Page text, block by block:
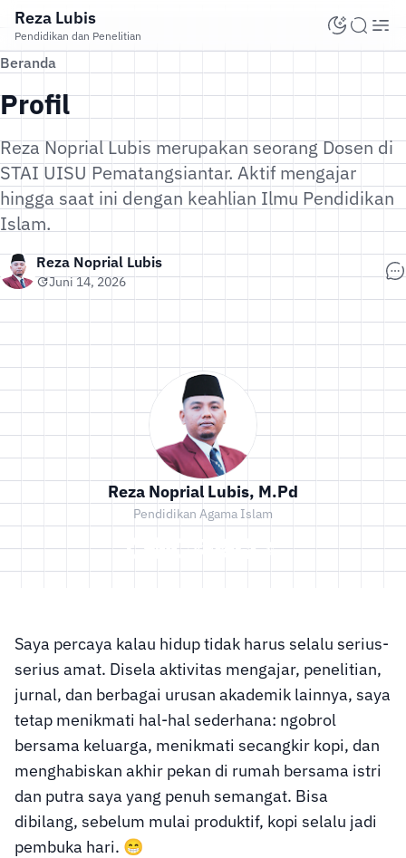
Reza Lubis
Pendidikan dan Penelitian
Beranda
Profil
Reza Noprial Lubis merupakan seorang Dosen di
STAI UISU Pematangsiantar. Aktif mengajar
hingga saat ini dengan keahlian Ilmu Pendidikan
Islam.
Reza Noprial Lubis
Juni 14, 2026
Reza Noprial Lubis, M.Pd
Pendidikan Agama Islam
Saya percaya kalau hidup tidak harus selalu serius-
serius amat. Disela aktivitas mengajar, penelitian,
jurnal, dan berbagai urusan akademik lainnya, saya
tetap menikmati hal-hal sederhana: ngobrol
bersama keluarga, menikmati secangkir kopi, dan
menghabiskan akhir pekan di rumah bersama istri
dan putra saya yang penuh semangat. Bisa
dibilang, sebelum mulai produktif, kopi selalu jadi
pembuka hari. 😁